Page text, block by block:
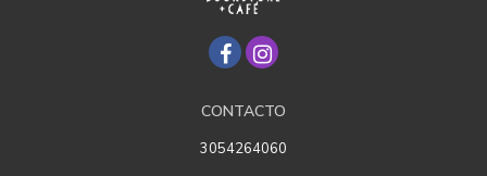
CONTACTO
3054264060